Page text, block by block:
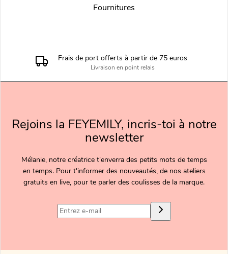
Fournitures
Expédition en 5 à 7 jours
Commandes préparées par notre ESAT
Rejoins la FEYEMILY, incris-toi à notre
newsletter
Mélanie, notre créatrice t'enverra des petits mots de temps
en temps. Pour t'informer des nouveautés, de nos ateliers
gratuits en live, pour te parler des coulisses de la marque.